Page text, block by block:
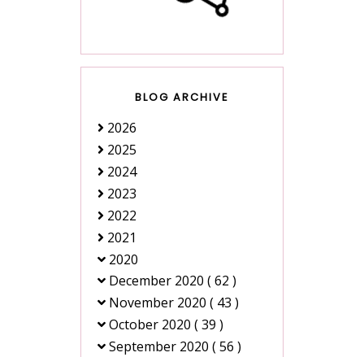
BLOG ARCHIVE
2026
2025
2024
2023
2022
2021
2020
December 2020 ( 62 )
November 2020 ( 43 )
October 2020 ( 39 )
September 2020 ( 56 )